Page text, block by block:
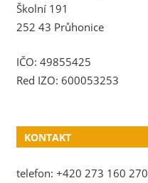
Školní 191
252 43 Průhonice
IČO: 49855425
Red IZO: 600053253
KONTAKT
telefon: +420 273 160 270